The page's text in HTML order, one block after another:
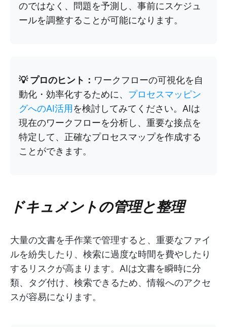
のではなく、問題を予測し、事前にスケジュ
ールを調整することが可能になります。
💡 プロのヒント： ワークフローの可視化を自
動化・効率化するために、 プロセスマッピン
グへのAI活用 を検討してみてください。AIは
現在のワークフローを分析し、重要な接点を
特定して、正確なプロセスマップを作成する
ことができます。
ドキュメントの管理と整理
大量の文書を手作業で管理すると、重要なファイ
ルを紛失したり、検索に過度な時間を費やしたり
するリスクが高まります。AIは文書を瞬時に分
類、タグ付け、検索できるため、情報へのアクセ
スが容易になります。